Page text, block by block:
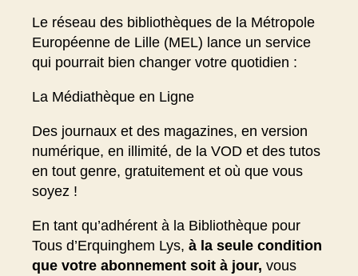
Le réseau des bibliothèques de la Métropole
Européenne de Lille (MEL) lance un service
qui pourrait bien changer votre quotidien :
La Médiathèque en Ligne
Des journaux et des magazines, en version
numérique, en illimité, de la VOD et des tutos
en tout genre, gratuitement et où que vous
soyez !
En tant qu’adhérent à la Bibliothèque pour
Tous d’Erquinghem Lys, à la seule condition
que votre abonnement soit à jour, vous